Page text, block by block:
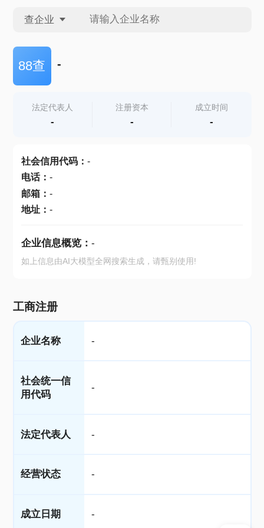
查企业
查企业
查产地
88查 -
法定代表人
-
注册资本
-
成立时间
-
社会信用代码： -
电话： -
邮箱： -
地址： -
企业信息概览： -
如上信息由AI大模型全网搜索生成，请甄别使用!
工商注册
企业名称 -
社会统一信
用代码
-
法定代表人 -
经营状态 -
成立日期 -